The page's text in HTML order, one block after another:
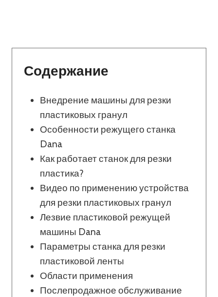
Содержание
Внедрение машины для резки
пластиковых гранул
Особенности режущего станка
Dana
Как работает станок для резки
пластика?
Видео по применению устройства
для резки пластиковых гранул
Лезвие пластиковой режущей
машины Dana
Параметры станка для резки
пластиковой ленты
Области применения
Послепродажное обслуживание